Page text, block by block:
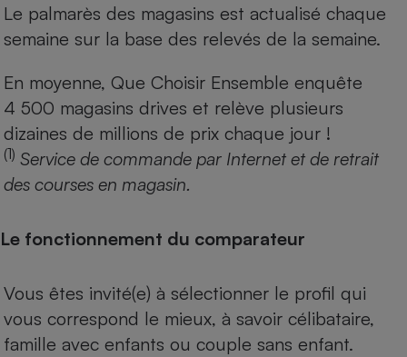
Le palmarès des magasins est actualisé chaque
semaine sur la base des relevés de la semaine.
En moyenne, Que Choisir Ensemble enquête
4 500 magasins drives et relève plusieurs
dizaines de millions de prix chaque jour !
(1) Service de commande par Internet et de retrait
des courses en magasin.
Le fonctionnement du comparateur
Vous êtes invité(e) à sélectionner le profil qui
vous correspond le mieux, à savoir célibataire,
famille avec enfants ou couple sans enfant.